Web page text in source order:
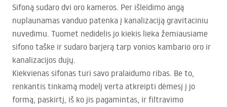
Sifoną sudaro dvi oro kameros. Per išleidimo angą
nuplaunamas vanduo patenka į kanalizaciją gravitaciniu
nuvedimu. Tuomet nedidelis jo kiekis lieka žemiausiame
sifono taške ir sudaro barjerą tarp vonios kambario oro ir
kanalizacijos dujų.
Kiekvienas sifonas turi savo pralaidumo ribas. Be to,
renkantis tinkamą modelį verta atkreipti dėmesį į jo
formą, paskirtį, iš ko jis pagamintas, ir filtravimo